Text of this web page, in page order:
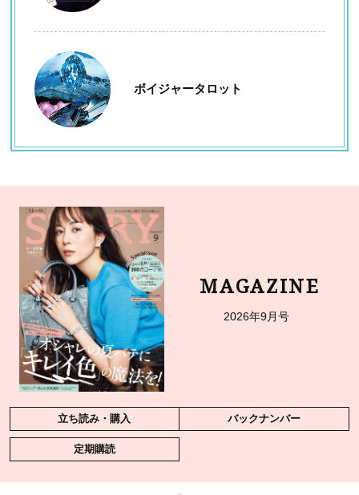
ボイジャータロット
MAGAZINE
2026年9月号
立ち読み・購入 バックナンバー
定期購読